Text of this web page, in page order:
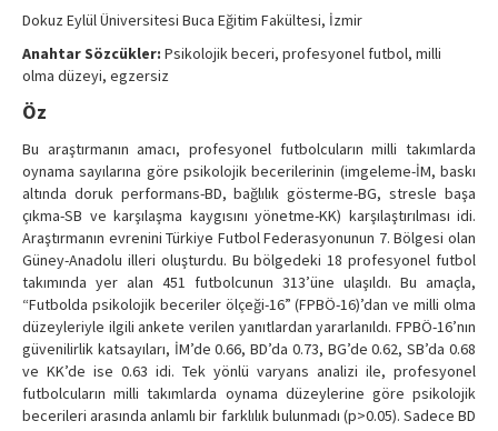
Contact Us
Dokuz Eylül Üniversitesi Buca Eğitim Fakültesi, İzmir
Anahtar Sözcükler: Psikolojik beceri, profesyonel futbol, milli
olma düzeyi, egzersiz
Öz
Bu araştırmanın amacı, profesyonel futbolcuların milli takımlarda
oynama sayılarına göre psikolojik becerilerinin (imgeleme-İM, baskı
altında doruk performans-BD, bağlılık gösterme-BG, stresle başa
çıkma-SB ve karşılaşma kaygısını yönetme-KK) karşılaştırılması idi.
Araştırmanın evrenini Türkiye Futbol Federasyonunun 7. Bölgesi olan
Güney-Anadolu illeri oluşturdu. Bu bölgedeki 18 profesyonel futbol
takımında yer alan 451 futbolcunun 313’üne ulaşıldı. Bu amaçla,
“Futbolda psikolojik beceriler ölçeği-16” (FPBÖ-16)’dan ve milli olma
düzeyleriyle ilgili ankete verilen yanıtlardan yararlanıldı. FPBÖ-16’nın
güvenilirlik katsayıları, İM’de 0.66, BD’da 0.73, BG’de 0.62, SB’da 0.68
ve KK’de ise 0.63 idi. Tek yönlü varyans analizi ile, profesyonel
futbolcuların milli takımlarda oynama düzeylerine göre psikolojik
becerileri arasında anlamlı bir farklılık bulunmadı (p>0.05). Sadece BD